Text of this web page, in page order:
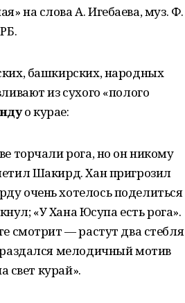
на слова А. Игебаева, муз. Ф.
башкирских, народных
из сухого «полого
о курае:
торчали рога, но он никому
Шакирд. Хан пригрозил
очень хотелось поделиться
«У Хана Юсупа есть рога».
смотрит — растут два стебля
мелодичный мотив
свет курай».